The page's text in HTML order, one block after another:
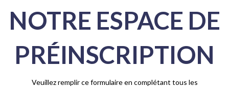
NOTRE ESPACE DE
PRÉINSCRIPTION
Veuillez remplir ce formulaire en complétant tous les